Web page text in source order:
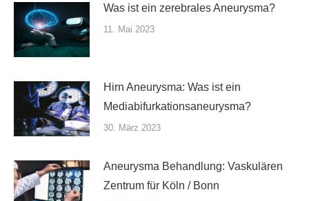
Was ist ein zerebrales Aneurysma?
11. Mai 2023
Hirn Aneurysma: Was ist ein
Mediabifurkationsaneurysma?
30. März 2023
Aneurysma Behandlung: Vaskulären
Zentrum für Köln / Bonn